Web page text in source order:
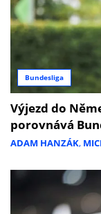
Bundesliga
Výjezd do
porovnává
ADAM HANZÁK,